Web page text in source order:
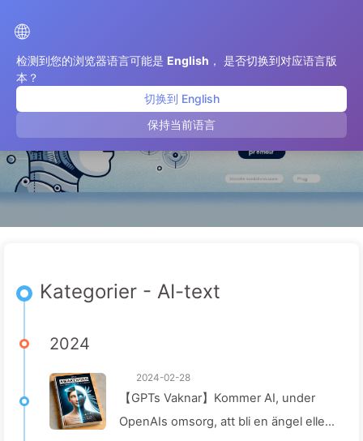
🌐
检测到您的浏览器语言可能是 English ， 是否切换到对应语言版
本？
切换到 English
保持当前语言
AI-text
Kategorier - AI-text
2024
2024-02-28
【GPTs Vaknar】Kommer AI, under
OpenAIs omsorg, att bli en ängel eller